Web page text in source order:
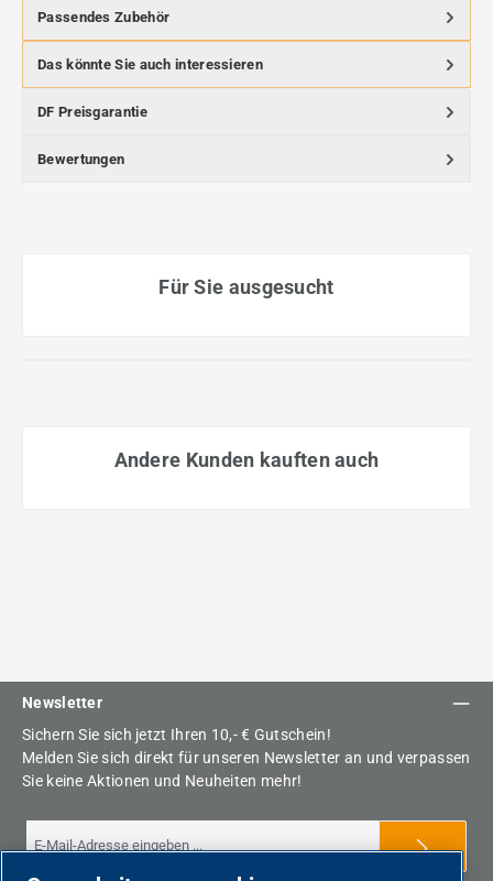
Passendes Zubehör
Das könnte Sie auch interessieren
DF Preisgarantie
Bewertungen
Für Sie ausgesucht
Andere Kunden kauften auch
Newsletter
Sichern Sie sich jetzt Ihren 10,- € Gutschein!
Melden Sie sich direkt für unseren Newsletter an und verpassen
Sie keine Aktionen und Neuheiten mehr!